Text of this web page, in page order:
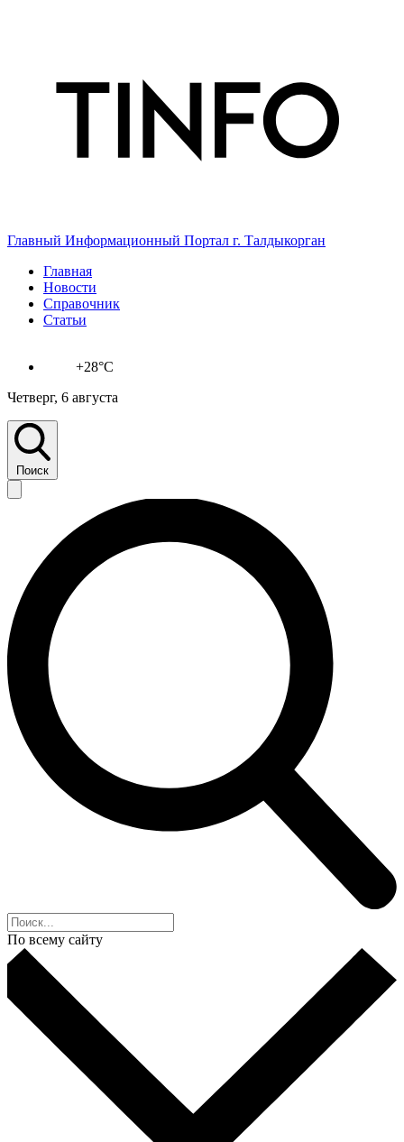
Главный Информационный Портал г. Талдыкорган
Главная
Новости
Справочник
Статьи
+28°C
Четверг, 6 августа
Поиск
По всему сайту